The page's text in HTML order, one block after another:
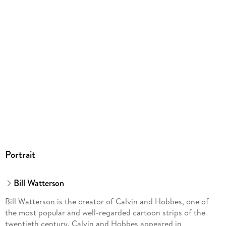
Portrait
Bill Watterson
Bill Watterson is the creator of Calvin and Hobbes, one of
the most popular and well-regarded cartoon strips of the
twentieth century. Calvin and Hobbes appeared in